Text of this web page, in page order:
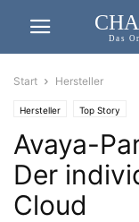
Das
Start Hersteller
Hersteller Top Story
Avaya-
Der
Cloud